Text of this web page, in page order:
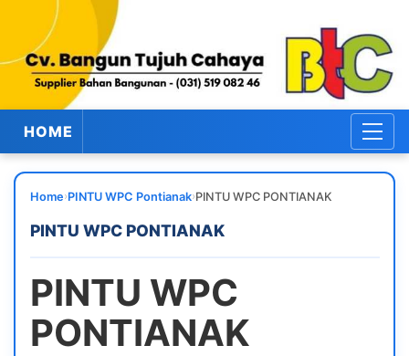
HOME
Home›PINTU WPC Pontianak›PINTU WPC PONTIANAK
PINTU WPC PONTIANAK
PINTU WPC
PONTIANAK